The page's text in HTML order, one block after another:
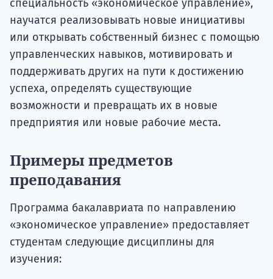
специальность «экономическое управление»,
научатся реализовывать новые инициативы
или открывать собственный бизнес с помощью
управленческих навыков, мотивировать и
поддерживать других на пути к достижению
успеха, определять существующие
возможности и превращать их в новые
предприятия или новые рабочие места.
Примеры предметов
преподавания
Программа бакалавриата по направлению
«экономическое управление» предоставляет
студентам следующие дисциплины для
изучения: